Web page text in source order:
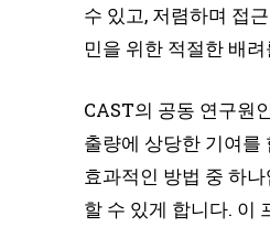
수 있고, 저렴하며 접
민을 위한 적절한 배
CAST의 공동 연구원
출량에 상당한 기여를
효과적인 방법 중 하
할 수 있게 합니다. 이